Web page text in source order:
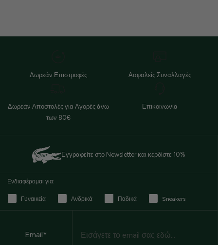
Δωρεάν Επιστροφές Ασφαλείς Συναλλαγές
Δωρεάν Αποστολές για Αγορές άνω
των 80€
Επικοινωνία
Εγγραφείτε στο Newsletter και κερδίστε 10%
Ενδιαφέρομαι για:
Γυναικεία Ανδρικά Παδικά Sneakers
Email*